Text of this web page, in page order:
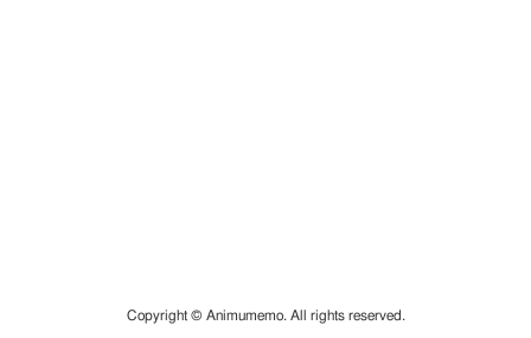
Copyright © Animumemo. All rights reserved.